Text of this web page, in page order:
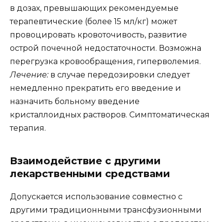
в дозах, превышающих рекомендуемые
терапевтические (более 15 мл/кг) может
провоцировать кровоточивость, развитие
острой почечной недостаточности. Возможна
перегрузка кровообращения, гиперволемия.
Лечение:в случае передозировки следует
немедленно прекратить его введение и
назначить больному введение
кристаллоидных растворов. Симптоматическая
терапия.
Взаимодействие с другими
лекарственными средствами
Допускается использование совместно с
другими традиционными трансфузионными